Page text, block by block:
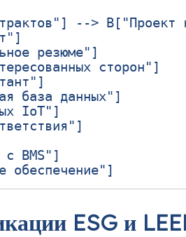
--> B["Проект
резюме"]
сторон"]
база данных"]
IoT"]
с BMS"]
ESG и